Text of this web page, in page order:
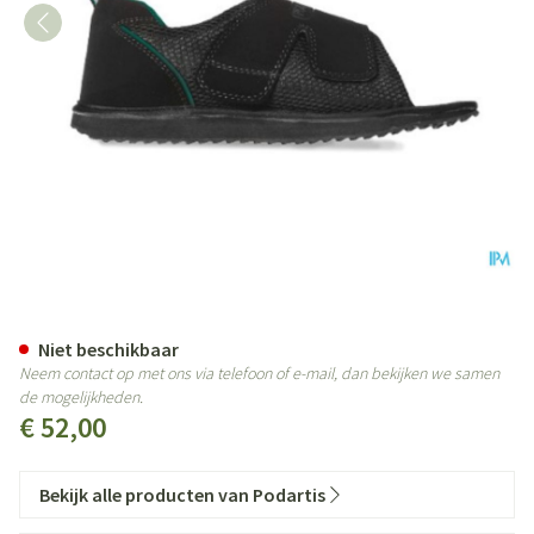
€ 52,00
Niet beschikbaar
Neem contact op met ons via telefoon of e-mail, dan bekijken we samen
de mogelijkheden.
Bekijk alle producten van Podartis